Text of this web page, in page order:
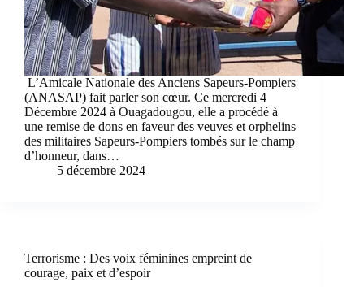
L’Amicale Nationale des Anciens Sapeurs-Pompiers
(ANASAP) fait parler son cœur. Ce mercredi 4
Décembre 2024 à Ouagadougou, elle a procédé à
une remise de dons en faveur des veuves et orphelins
des militaires Sapeurs-Pompiers tombés sur le champ
d’honneur, dans…
5 décembre 2024
Terrorisme : Des voix féminines empreint de
courage, paix et d’espoir